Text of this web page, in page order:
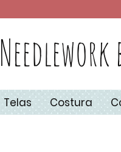
Telas Costura